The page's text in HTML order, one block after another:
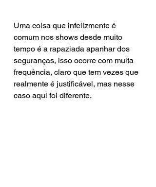
Uma coisa que infelizmente é
comum nos shows desde muito
tempo é a rapaziada apanhar dos
seguranças, isso ocorre com muita
frequência, claro que tem vezes que
realmente é justificável, mas nesse
caso aqui foi diferente.